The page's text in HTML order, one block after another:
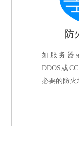
防
如服务器
DDOS或
必要的防火